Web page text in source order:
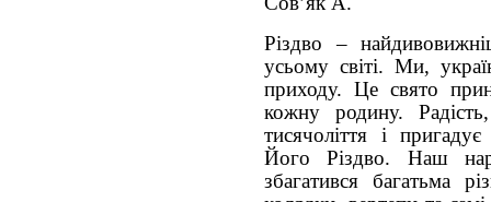
Різдво –
усьому світі. Ми,
приходу. Це свято
кожну родину.
тисячоліття і
Його Різдво. Наш
збагатився багатьма